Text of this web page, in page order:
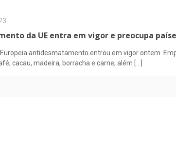
da UE entra em vigor e preocupa
antidesmatamento entrou em vigor ontem.
cacau, madeira, borracha e carne, além